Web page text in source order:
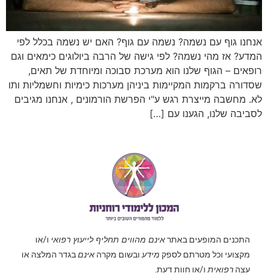
אנחנו גוף עם נשמה? נשמה עם גוף? האם יש נשמה בכלל לפי
המדע? אז מהי נשמה? לפי גישה של הרבה ביולוגים כימאים וגם
רופאים – הגוף שלנו הוא מערכת סבוכה ומיוחדת של תאים,
שסדורה ברקמות המקיימות ביניהן מערכות כימיות וחשמליות ותו
לא. מחשבה מייצרת רגש ע"י הפרשת הורמונים , אנחנו מגיבים
לסביבה שלנו, הגענו עם […]
התכנים המופעים באתראינם מהווים תחליף לייעוץ רפואי ו/או
מקצועי וכל מטרתם לספק מידע ובשום מקרה אינםבגדר המלצה או
עצה רפואית ו/או חוות דעת.